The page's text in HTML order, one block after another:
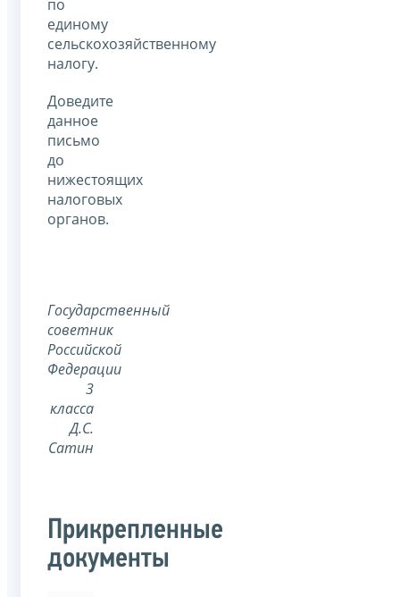
по
единому
сельскохозяйственному
налогу.
Доведите
данное
письмо
до
нижестоящих
налоговых
органов.
Государственный
советник
Российской
Федерации
3
класса
Д.С.
Сатин
Прикрепленные
документы